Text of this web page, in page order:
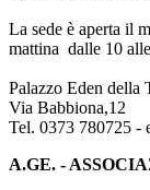
La sede è aperta il
mattina dalle 10
Palazzo Eden della
Via Babbiona,12
Tel. 0373 780725 -
A.GE. -